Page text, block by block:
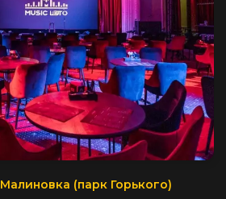
Малиновка (парк Горького)